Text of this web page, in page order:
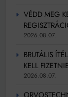
VÉDD MEG
2026.08.07.
BRUTÁLIS
KELL
2026.08.07.